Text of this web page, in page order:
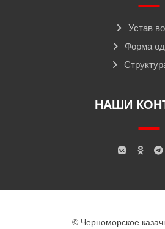
Устав
Форма
НАШИ
© Черноморское